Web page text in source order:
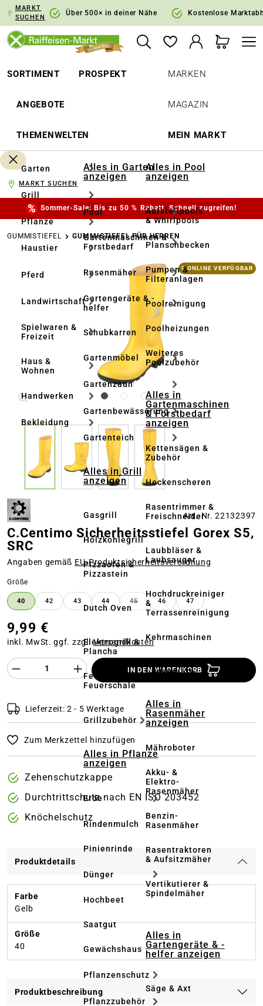
Zur Hauptnavigation springen
MARKT
SUCHEN
Über 500× in deiner Nähe Kostenlose
SORTIMENT PROSPEKT
ANGEBOTE
THEMENWELTEN
MARKEN
MAGAZIN
MEIN MARKT
Garten
Grill
Pflanze
Haustier
Pferd
Landwirtschaft
Spielwaren &
Freizeit
Haus &
Wohnen
Handwerken
Bekleidung
Alles in Garten
anzeigen
Pool
Gartenmaschinen &
Forstbedarf
Rasenmäher
Gartengeräte & -
helfer
Schubkarren
Gartenmöbel
Gartenzaun
Gartenbewässerung
Gartenteich
Alles in Grill
anzeigen
Gasgrill
Holzkohlegrill
Pizzaofen &
Pizzastein
Dutch Oven
Elektrogrill &
Plancha
Feuerstelle &
Feuerschale
Grillzubehör
Alles in Pflanze
anzeigen
Erde
Rindenmulch
Pinienrinde
Dünger
Hochbeet
Saatgut
Gewächshaus
Pflanzenschutz
Pflanzzubehör
Alles in Pool
anzeigen
Aufstellpools
& Whirlpools
Planschbecken
Pumpen &
Filteranlagen
Poolreinigung
Poolheizungen
Weiteres
Poolzubehör
Alles in
Gartenmaschinen
& Forstbedarf
anzeigen
Kettensägen &
Zubehör
Heckenscheren
Rasentrimmer &
Freischneider
Laubbläser &
Laubsauger
Hochdruckreiniger
&
Terrassenreinigung
Kehrmaschinen
Ladegeräte
Alles in
Rasenmäher
anzeigen
Mähroboter
Akku- &
Elektro-
Rasenmäher
Benzin-
Rasenmäher
Rasentraktoren
& Aufsitzmäher
Vertikutierer &
Spindelmäher
Alles in
Gartengeräte & -
helfer anzeigen
Säge & Axt
MARKT SUCHEN
Sommer-Sale: Bis zu 50 % Rabatt. Schnell zugreifen!
GUMMISTIEFEL GUMMISTIEFEL FÜR HERREN
Bildergalerie überspringen 9 ONLINE VERFÜGBAR
Art.-Nr. 22132397
C.Centimo Sicherheitsstiefel Gorex S5,
SRC
Angaben gemäß EU‑Produktsicherheitsverordnung
Größe
40 42 43 44 45(DIESE OPTION IST ZURZEIT
46 47
9,99 €
inkl. MwSt. ggf. zzgl.Versandkosten
Produkt Anzahl des Produktes
IN DEN WARENKORB
Lieferzeit: 2 - 5 Werktage
Zum Merkzettel hinzufügen
Zehenschutzkappe
Durchtrittschutz nach EN ISO 203452
Knöchelschutz
Produktdetails
Farbe
Gelb
Größe
40
Produktbeschreibung